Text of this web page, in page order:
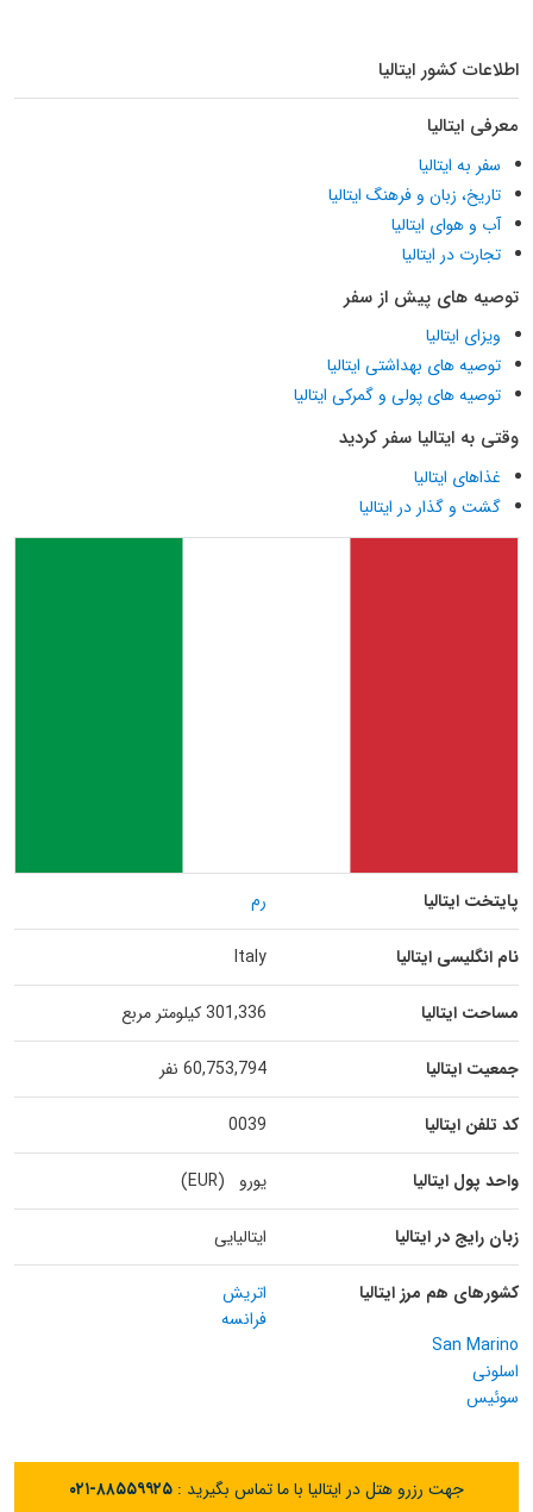
اطلاعات کشور ایتالیا
معرفی ایتالیا
سفر به ایتالیا
تاریخ، زبان و فرهنگ ایتالیا
آب و هوای ایتالیا
تجارت در ایتالیا
توصیه های پیش از سفر
ویزای ایتالیا
توصیه های بهداشتی ایتالیا
توصیه های پولی و گمرکی ایتالیا
وقتی به ایتالیا سفر کردید
غذاهای ایتالیا
گشت و گذار در ایتالیا
پایتخت ایتالیا رم
نام انگلیسی ایتالیا Italy
مساحت ایتالیا 301,336 کیلومتر مربع
جمعیت ایتالیا 60,753,794 نفر
کد تلفن ایتالیا 0039
واحد پول ایتالیا یورو (EUR)
زبان رایج در ایتالیا ایتالیایی
کشورهای هم مرز ایتالیا
اتریش
فرانسه
San Marino
اسلونی
سوئیس
جهت رزرو هتل در ایتالیا با ما تماس بگیرید : ۰۲۱-۸۸۵۵۹۹۲۵